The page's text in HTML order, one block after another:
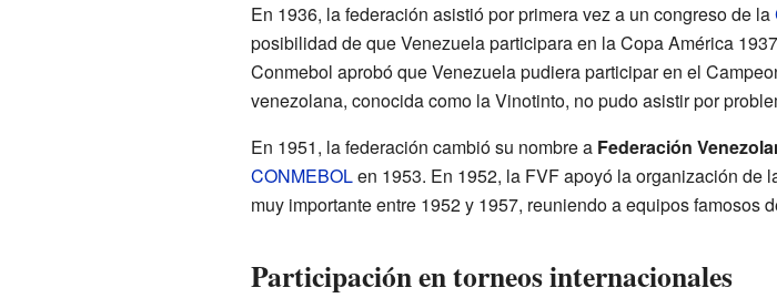
En 1936, la federación asistió por primera vez a un congreso de la
posibilidad de que Venezuela participara en la Copa América
Conmebol aprobó que Venezuela pudiera participar en el
venezolana, conocida como la Vinotinto, no pudo asistir por
En 1951, la federación cambió su nombre a Federación
CONMEBOLen 1953. En 1952, la FVF apoyó la organización de
muy importante entre 1952 y 1957, reuniendo a equipos famosos
Participación en torneos internacionales